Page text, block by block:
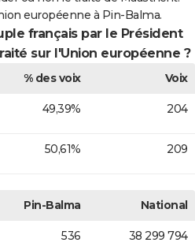
européenne à Pin-Balma.
français par le Président
sur l'Union européenne ?
% des voix
Voix
49,39% 204
50,61% 209
Pin-Balma National
536 38 299 794